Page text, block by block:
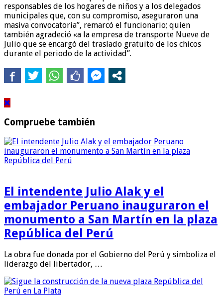
responsables de los hogares de niños y a los delegados
municipales que, con su compromiso, aseguraron una
masiva convocatoria”, remarcó el funcionario; quien
también agradeció «a la empresa de transporte Nueve de
Julio que se encargó del traslado gratuito de los chicos
durante el periodo de la actividad”.
Compruebe también
El intendente Julio Alak y el
embajador Peruano inauguraron el
monumento a San Martín en la plaza
República del Perú
La obra fue donada por el Gobierno del Perú y simboliza el
liderazgo del libertador, …